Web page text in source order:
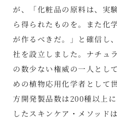
が、「化粧品の原料は、実
ら得られたものを。また化
が作るべきだ。」と確信し
社を設立しました。ナチュ
の数少ない権威の一人とし
めの植物応用化学者として
方開発製品数は200種以上
したスキンケア・メソッド